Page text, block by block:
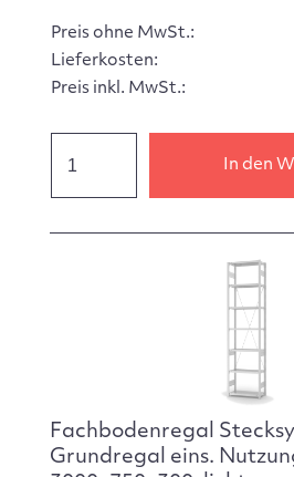
Preis ohne MwSt.:
Lieferkosten:
Preis inkl. MwSt.:
In den
Fachbodenregal
Grundregal eins.